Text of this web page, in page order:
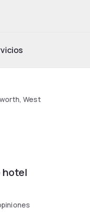
West
hotel